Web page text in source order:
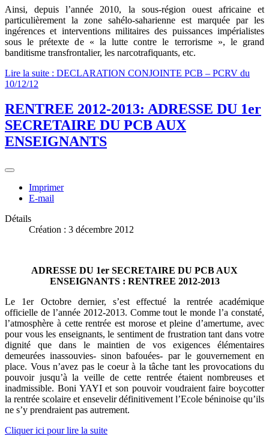
Ainsi, depuis l’année 2010, la sous-région ouest africaine et
particulièrement la zone sahélo-saharienne est marquée par les
ingérences et interventions militaires des puissances impérialistes
sous le prétexte de « la lutte contre le terrorisme », le grand
banditisme transfrontalier, les narcotrafiquants, etc.
Lire la suite : DECLARATION CONJOINTE PCB – PCRV du
10/12/12
RENTREE 2012-2013: ADRESSE DU 1er
SECRETAIRE DU PCB AUX
ENSEIGNANTS
Imprimer
E-mail
Détails
Création : 3 décembre 2012
ADRESSE DU 1er SECRETAIRE DU PCB AUX
ENSEIGNANTS : RENTREE 2012-2013
Le 1er Octobre dernier, s’est effectué la rentrée académique
officielle de l’année 2012-2013. Comme tout le monde l’a constaté,
l’atmosphère à cette rentrée est morose et pleine d’amertume, avec
pour vous les enseignants, le sentiment de frustration tant dans votre
dignité que dans le maintien de vos exigences élémentaires
demeurées inassouvies- sinon bafouées- par le gouvernement en
place. Vous n’avez pas le coeur à la tâche tant les provocations du
pouvoir jusqu’à la veille de cette rentrée étaient nombreuses et
inadmissible. Boni YAYI et son pouvoir voudraient faire boycotter
la rentrée scolaire et ensevelir définitivement l’Ecole béninoise qu’ils
ne s’y prendraient pas autrement.
Cliquer ici pour lire la suite